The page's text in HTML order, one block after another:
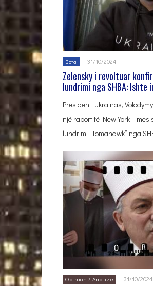
Bota 31/10/2024
Zelensky i revoltuar
lundrimi nga SHBA:
Presidenti ukrainas,
një raport të New York Times
lundrimi “Tomahawk” nga
Opinion / Analizë 31/10/2024